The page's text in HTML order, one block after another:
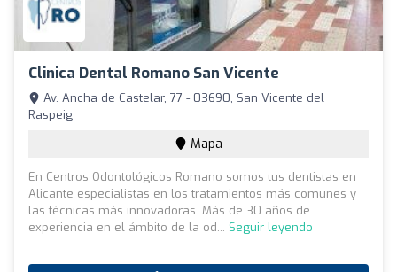
Clinica Dental Romano San Vicente
Av. Ancha de Castelar, 77 - 03690, San Vicente del
Raspeig
Mapa
En Centros Odontológicos Romano somos tus dentistas en
Alicante especialistas en los tratamientos más comunes y
las técnicas más innovadoras. Más de 30 años de
experiencia en el ámbito de la od... Seguir leyendo